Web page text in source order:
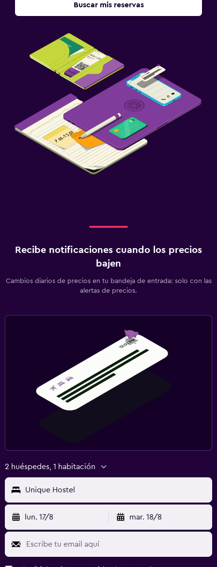
Buscar mis reservas
Recibe notificaciones cuando los precios
bajen
Cambios diarios de precios en tu bandeja de entrada: solo con las
alertas de precios.
2 huéspedes, 1 habitación
Unique Hostel
lun. 17/8 mar. 18/8